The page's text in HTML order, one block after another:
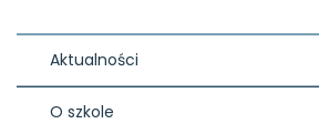
Aktualności
O szkole